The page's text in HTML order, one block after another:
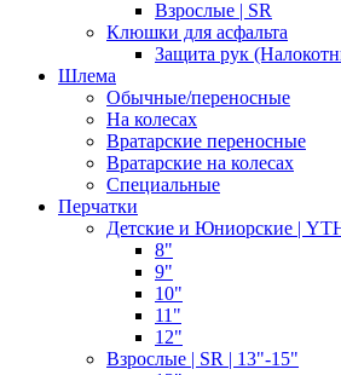
Взрослые | SR
Клюшки для асфальта
Защита рук
Шлема
Обычные/переносные
На колесах
Вратарские переносные
Вратарские на колесах
Специальные
Перчатки
Детские и Юниорские |
8"
9"
10"
11"
12"
Взрослые | SR | 13"-15"